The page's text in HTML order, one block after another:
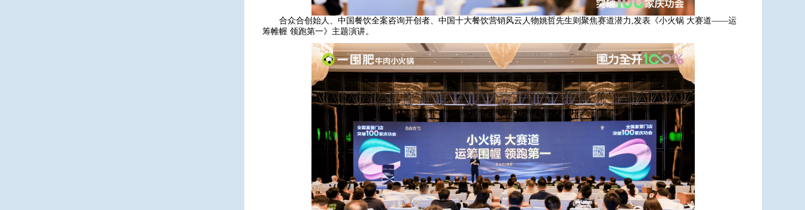
合众合创始人、中国餐饮全案咨询开创者、中国十大餐饮营销风云人物姚哲先生则聚焦赛道潜力,发表《小火锅 大赛道——运
筹帷幄 领跑第一》主题演讲。